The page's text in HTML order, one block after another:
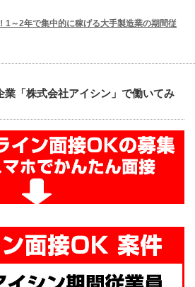
～2年で集中的に稼げる大手製造業の期間従
業「株式会社アイシン」で働いてみ